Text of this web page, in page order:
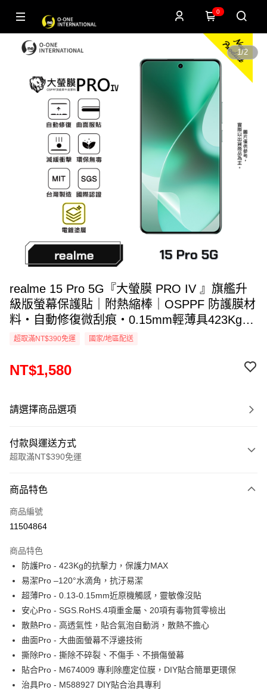
0
1/2
realme 15 Pro 5G『大螢膜 PRO IV 』旗艦升
級版螢幕保護貼｜附熱縮棒｜OSPPF 防護膜材
料・自動修復微刮痕・0.15mm輕薄具423Kg抗
擊力・透氣散熱｜全新膜面鍍層裸機觸感. DIY
超取滿NT$390免運 國家/地區配送
NT$1,580
請選擇商品選項
付款與運送方式
超取滿NT$390免運
信用卡一次付款
超商取貨付款
運送方式
全家取貨付款
每筆NT$60，滿NT$390(含以上)免運費
7-11取貨付款
每筆NT$60，滿NT$390(含以上)免運費
宅配
每筆NT$55，滿NT$390(含以上)免運費
國際配送
商品特色
商品編號
11504864
商品特色
防護Pro - 423Kg的抗擊力，保護力MAX
易潔Pro –120°水滴角，抗汙易潔
超薄Pro - 0.13-0.15mm近原機觸感，靈敏像沒貼
安心Pro - SGS.RoHS.4項重金屬、20項有毒物質零檢出
散熱Pro - 高透氣性，貼合氣泡自動消，散熱不擔心
曲面Pro - 大曲面螢幕不浮邊技術
撕除Pro - 撕除不碎裂、不傷手、不損傷螢幕
貼合Pro - M674009 專利除塵定位膜，DIY貼合簡單更環保
治具Pro - M588927 DIY貼合治具專利